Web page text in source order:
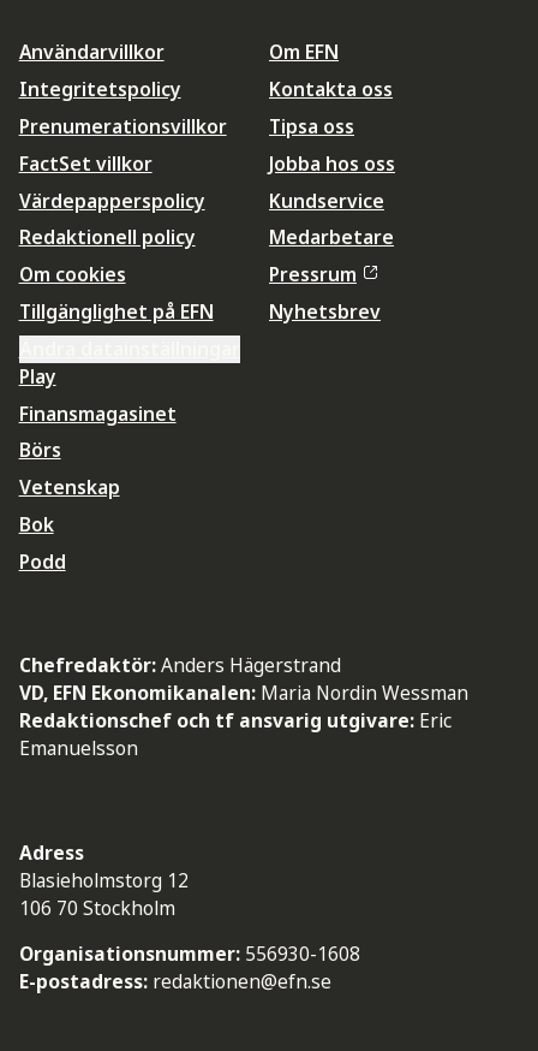
Användarvillkor
Integritetspolicy
Prenumerationsvillkor
FactSet villkor
Värdepapperspolicy
Redaktionell policy
Om cookies
Tillgänglighet på EFN
Om EFN
Kontakta oss
Tipsa oss
Jobba hos oss
Kundservice
Medarbetare
Pressrum
Nyhetsbrev
Play
Finansmagasinet
Börs
Vetenskap
Bok
Podd
Chefredaktör:Anders Hägerstrand
VD, EFN Ekonomikanalen: Maria Nordin Wessman
Redaktionschef och tf ansvarig utgivare: Eric
Emanuelsson
Adress
Blasieholmstorg 12
106 70 Stockholm
Organisationsnummer: 556930-1608
E-postadress: redaktionen@efn.se